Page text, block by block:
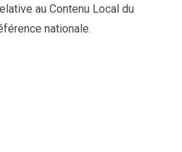
au Contenu Local du
nationale.